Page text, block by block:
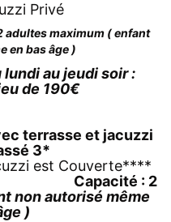
Privé
( enfant
en bas âge )
lundi au jeudi soir :
de 190€
terrasse et jacuzzi
3*
est Couverte****
Capacité : 2
non autorisé même
)